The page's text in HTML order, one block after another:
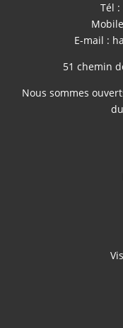
Tél :
E-mail :
51 chemin
Nous sommes